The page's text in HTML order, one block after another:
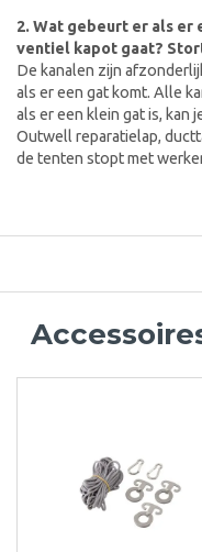
2. Wat gebeurt er als er
ventiel kapot gaat?
De kanalen zijn
als er een gat komt. Alle
als er een klein gat is, kan
Outwell reparatielap,
de tenten stopt met